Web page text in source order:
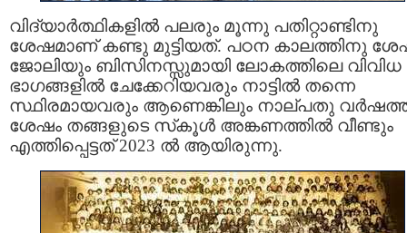
വിദ്യാർത്ഥികളിൽ പലരും മൂന്നു പതിറ്റാണ്ടിനു
ശേഷമാണ് കണ്ടു മുട്ടിയത്. പഠന കാലത്തിനു
ജോലിയും ബിസിനസ്സുമായി ലോകത്തിലെ വിവിധ
ഭാഗങ്ങളിൽ ചേക്കേറിയവരും നാട്ടിൽ തന്നെ
സ്ഥിരമായവരും ആണെങ്കിലും നാല്പതു
ശേഷം തങ്ങളുടെ സ്‌കൂൾ അങ്കണത്തിൽ വീണ്ടും
എത്തിപ്പെട്ടത് 2023 ൽ ആയിരുന്നു.